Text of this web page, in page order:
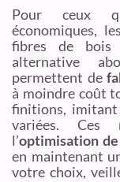
Pour ceux
économiques,
fibres de bois
alternative
permettent de
à moindre coût
finitions, imitant
variées. Ces
l’optimisation de
en maintenant
votre choix,